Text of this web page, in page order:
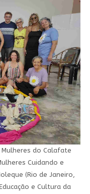
do Calafate
Cuidando e
(Rio de Janeiro,
e Cultura da